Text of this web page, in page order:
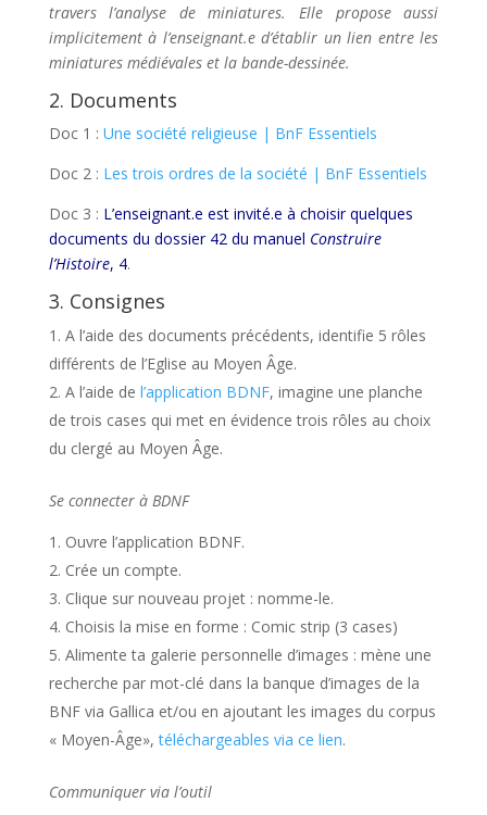
travers l’analyse de miniatures. Elle propose aussi
implicitement à l’enseignant.e d’établir un lien entre les
miniatures médiévales et la bande-dessinée.
2. Documents
Doc 1 : Une société religieuse | BnF Essentiels
Doc 2 : Les trois ordres de la société | BnF Essentiels
Doc 3 : L’enseignant.e est invité.e à choisir quelques
documents du dossier 42 du manuel Construire
l’Histoire, 4.
3. Consignes
A l’aide des documents précédents, identifie 5 rôles
différents de l’Eglise au Moyen Âge.
A l’aide de l’application BDNF, imagine une planche
de trois cases qui met en évidence trois rôles au choix
du clergé au Moyen Âge.
Se connecter à BDNF
Ouvre l’application BDNF.
Crée un compte.
Clique sur nouveau projet : nomme-le.
Choisis la mise en forme : Comic strip (3 cases)
Alimente ta galerie personnelle d’images : mène une
recherche par mot-clé dans la banque d’images de la
BNF via Gallica et/ou en ajoutant les images du corpus
« Moyen-Âge»,téléchargeables via ce lien.
Communiquer via l’outil